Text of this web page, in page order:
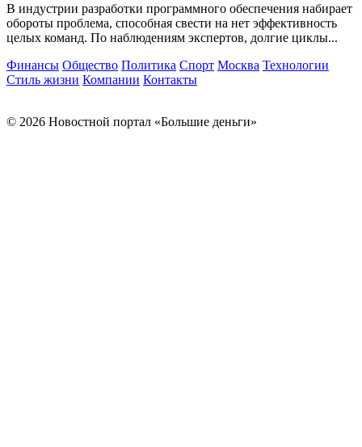
В индустрии разработки программного обеспечения набирает
обороты проблема, способная свести на нет эффективность
целых команд. По наблюдениям экспертов, долгие циклы...
Финансы Общество Политика Спорт Москва Технологии
Стиль жизни Компании Контакты
© 2026 Новостной портал «Большие деньги»